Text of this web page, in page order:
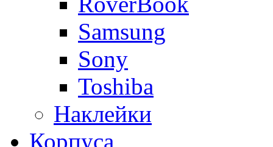
Samsung
Sony
Toshiba
Наклейки
Корпуса